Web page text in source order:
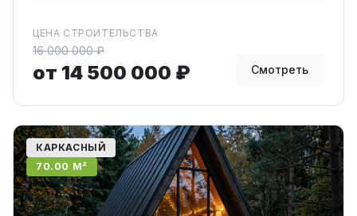
ЦЕНА СТРОИТЕЛЬСТВА
16 000 000 ₽
от 14 500 000 ₽ Смотреть
КАРКАСНЫЙ
70.00 М²